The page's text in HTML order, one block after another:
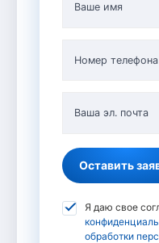
Ваше имя
Номер телефона
Ваша эл. почта
Оставить
Я даю свое
обработки